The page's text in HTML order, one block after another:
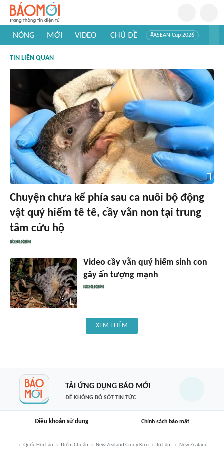
NÓNG MỚI VIDEO CHỦ ĐỀ #ASEAN Cup 2026
#Khám phá thế giới
TIN LIÊN QUAN
Chuyện chưa kể phía sau ca nuôi bộ động
vật quý hiếm tê tê, cầy vằn non tại trung
tâm cứu hộ
Video cầy vằn quý hiếm sinh con
gây ấn tượng mạnh
XEM THÊM
TẢI ỨNG DỤNG BÁO MỚI
ĐỂ KHÔNG BỎ SÓT TIN TỨC
Điều khoản sử dụng Chính sách bảo mật
Quốc Hội Lào Điểm Chuẩn New Zealand Cindy Kiro Tô Lâm New Zealand